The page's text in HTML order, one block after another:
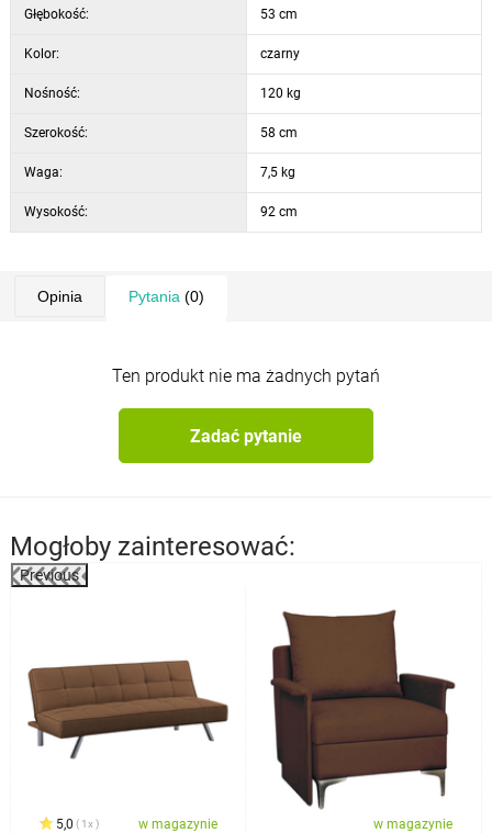
Głębokość: 53 cm
Kolor: czarny
Nośność: 120 kg
Szerokość: 58 cm
Waga: 7,5 kg
Wysokość: 92 cm
Opinia Pytania (0)
Ten produkt nie ma żadnych pytań
Zadać pytanie
Mogłoby zainteresować:
Previous
5,0 1x w magazynie w magazynie